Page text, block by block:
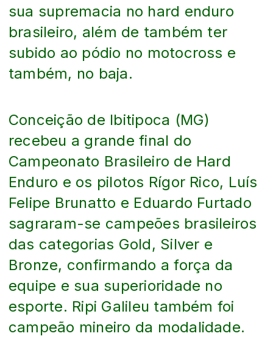
sua supremacia no hard enduro
brasileiro, além de também ter
subido ao pódio no motocross e
também, no baja.
Conceição de Ibitipoca (MG)
recebeu a grande final do
Campeonato Brasileiro de Hard
Enduro e os pilotos Rígor Rico, Luís
Felipe Brunatto e Eduardo Furtado
sagraram-se campeões brasileiros
das categorias Gold, Silver e
Bronze, confirmando a força da
equipe e sua superioridade no
esporte. Ripi Galileu também foi
campeão mineiro da modalidade.